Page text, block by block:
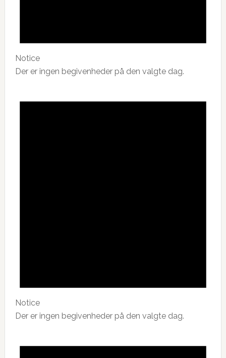
Notice
Der er ingen begivenheder på den valgte dag.
Notice
Der er ingen begivenheder på den valgte dag.